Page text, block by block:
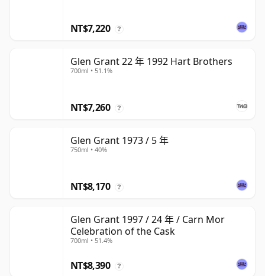
NT$7,220 ?
Glen Grant 22 年 1992 Hart Brothers
700ml • 51.1%
NT$7,260 ?
Glen Grant 1973 / 5 年
750ml • 40%
NT$8,170 ?
Glen Grant 1997 / 24 年 / Carn Mor
Celebration of the Cask
700ml • 51.4%
NT$8,390 ?